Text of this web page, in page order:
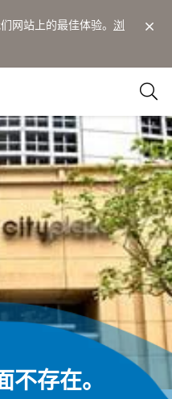
网站上的最佳体验。 浏
存在。